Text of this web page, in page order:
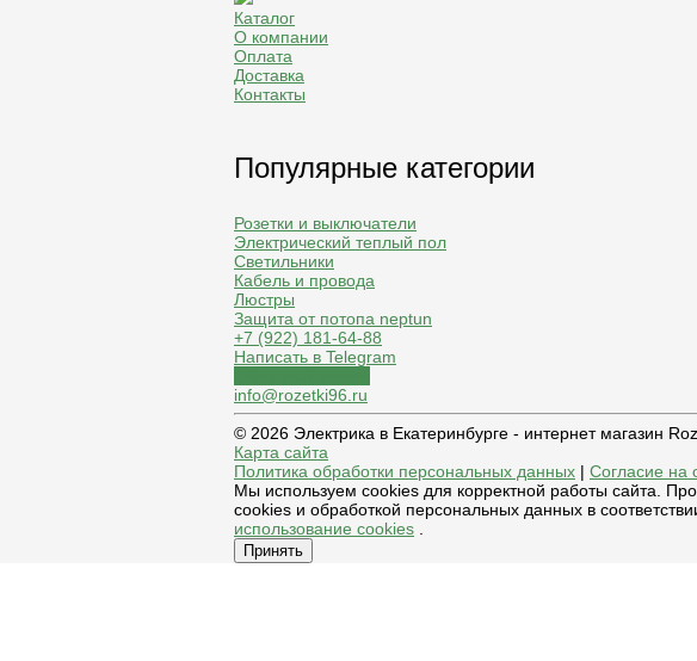
Каталог
О компании
Оплата
Доставка
Контакты
Популярные категории
Розетки и выключатели
Электрический теплый пол
Светильники
Кабель и провода
Люстры
Защита от потопа neptun
+7 (922) 181-64-88
Написать в Telegram
info@rozetki96.ru
© 2026 Электрика в Екатеринбурге - интернет магазин
Карта сайта
Политика обработки персональных данных | Согласие на
Мы используем cookies для корректной работы сайта.
cookies и обработкой персональных данных в
использование cookies .
Принять